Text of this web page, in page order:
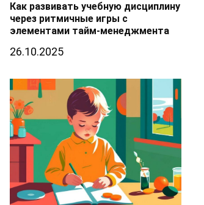
Как развивать учебную дисциплину
через ритмичные игры с
элементами тайм-менеджмента
26.10.2025